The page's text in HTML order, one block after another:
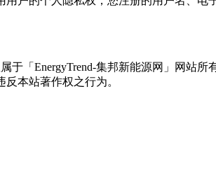
于「EnergyTrend-集邦新能源网」网站
本站著作权之行为。